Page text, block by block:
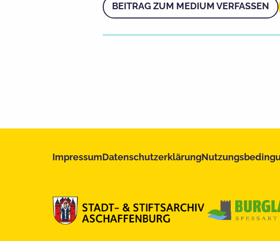
BEITRAG ZUM MEDIUM VERFASSEN
ImpressumDatenschutzerklärung